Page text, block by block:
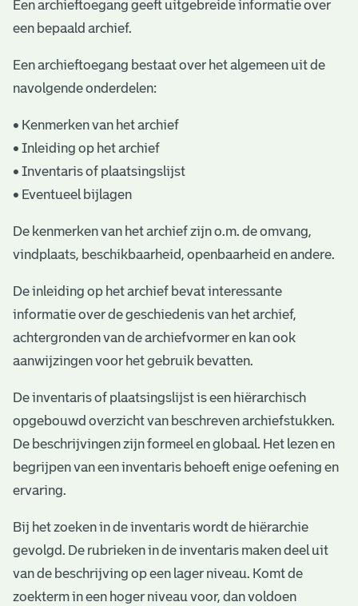
a
r
i
ë
l
e
a
c
h
i
e
v
n
Een archieftoegang geeft uitgebreide informatie over
een bepaald archief.
Een archieftoegang bestaat over het algemeen uit de
navolgende onderdelen:
• Kenmerken van het archief
• Inleiding op het archief
• Inventaris of plaatsingslijst
• Eventueel bijlagen
De kenmerken van het archief zijn o.m. de omvang,
vindplaats, beschikbaarheid, openbaarheid en andere.
De inleiding op het archief bevat interessante
informatie over de geschiedenis van het archief,
achtergronden van de archiefvormer en kan ook
aanwijzingen voor het gebruik bevatten.
De inventaris of plaatsingslijst is een hiërarchisch
opgebouwd overzicht van beschreven archiefstukken.
De beschrijvingen zijn formeel en globaal. Het lezen en
begrijpen van een inventaris behoeft enige oefening en
ervaring.
Bij het zoeken in de inventaris wordt de hiërarchie
gevolgd. De rubrieken in de inventaris maken deel uit
van de beschrijving op een lager niveau. Komt de
zoekterm in een hoger niveau voor, dan voldoen